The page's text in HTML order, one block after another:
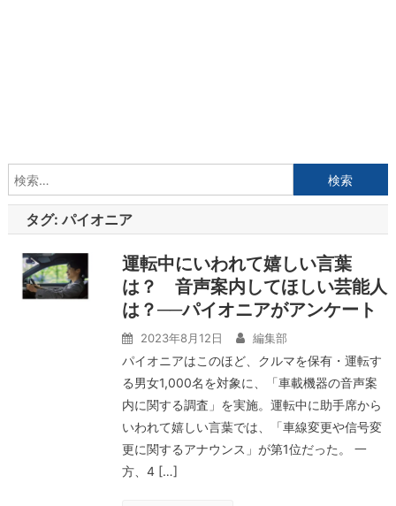
索:
タグ: パイオニア
運転中にいわれて嬉しい言葉
は？ 音声案内してほしい芸能人
は？──パイオニアがアンケート
2023年8月12日 編集部
パイオニアはこのほど、クルマを保有・運転す
る男女1,000名を対象に、「車載機器の音声案
内に関する調査」を実施。運転中に助手席から
いわれて嬉しい言葉では、「車線変更や信号変
更に関するアナウンス」が第1位だった。 一
方、4 […]